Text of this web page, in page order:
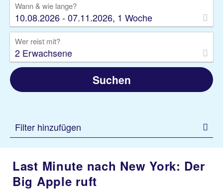
Wann & wie lange?
10.08.2026 - 07.11.2026, 1 Woche
Wer reist mit?
2 Erwachsene
Suchen
Filter hinzufügen
Last Minute nach New York: Der
Big Apple ruft